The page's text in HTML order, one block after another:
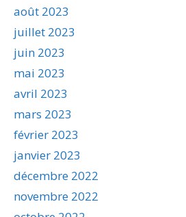
août 2023
juillet 2023
juin 2023
mai 2023
avril 2023
mars 2023
février 2023
janvier 2023
décembre 2022
novembre 2022